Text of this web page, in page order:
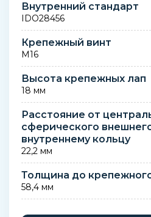
Внутренний стандарт
IDO28456
Крепежный винт
M16
Высота крепежных лап
18 мм
Расстояние от
сферического
внутреннему кольцу
22,2 мм
Толщина до
58,4 мм